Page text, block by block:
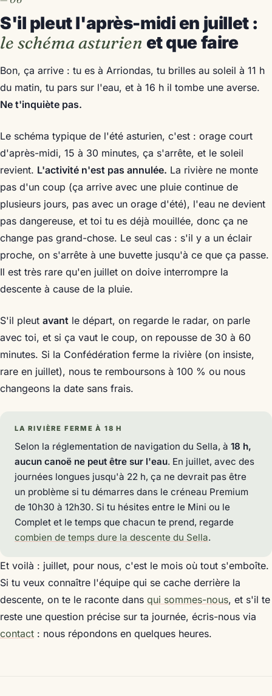
S'il pleut l'après-midi en juillet :
le schéma asturien et que faire
Bon, ça arrive : tu es à Arriondas, tu brilles au soleil à 11 h
du matin, tu pars sur l'eau, et à 16 h il tombe une averse.
Ne t'inquiète pas.
Le schéma typique de l'été asturien, c'est : orage court
d'après-midi, 15 à 30 minutes, ça s'arrête, et le soleil
revient. L'activité n'est pas annulée. La rivière ne monte
pas d'un coup (ça arrive avec une pluie continue de
plusieurs jours, pas avec un orage d'été), l'eau ne devient
pas dangereuse, et toi tu es déjà mouillée, donc ça ne
change pas grand-chose. Le seul cas : s'il y a un éclair
proche, on s'arrête à une buvette jusqu'à ce que ça passe.
Il est très rare qu'en juillet on doive interrompre la
descente à cause de la pluie.
S'il pleut avant le départ, on regarde le radar, on parle
avec toi, et si ça vaut le coup, on repousse de 30 à 60
minutes. Si la Confédération ferme la rivière (on insiste,
rare en juillet), nous te remboursons à 100 % ou nous
changeons la date sans frais.
LA RIVIÈRE FERME À 18 H
Selon la réglementation de navigation du Sella, à 18 h,
aucun canoë ne peut être sur l'eau. En juillet, avec des
journées longues jusqu'à 22 h, ça ne devrait pas être
un problème si tu démarres dans le créneau Premium
de 10h30 à 12h30. Si tu hésites entre le Mini ou le
Complet et le temps que chacun te prend, regarde
combien de temps dure la descente du Sella.
Et voilà : juillet, pour nous, c'est le mois où tout s'emboîte.
Si tu veux connaître l'équipe qui se cache derrière la
descente, on te le raconte dans qui sommes-nous, et s'il te
reste une question précise sur ta journée, écris-nous via
contact : nous répondons en quelques heures.